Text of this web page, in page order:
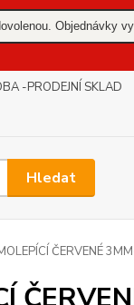
Objednávky
-PRODEJNÍ SKLAD
Hledat
ČERVENÉ